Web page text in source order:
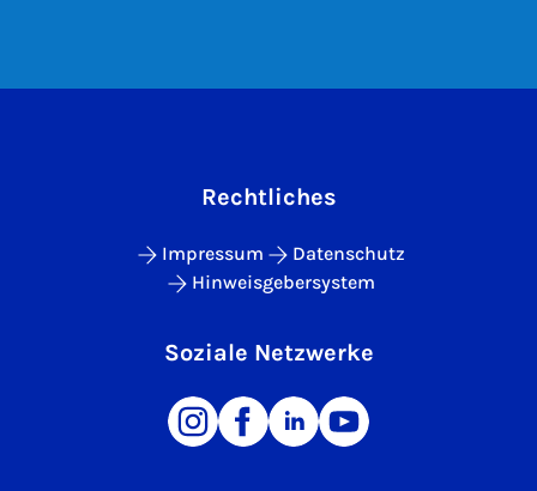
Rechtliches
Impressum
Datenschutz
Hinweisgebersystem
Soziale Netzwerke